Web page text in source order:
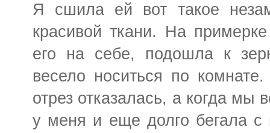
Я сшила ей вот такое
красивой ткани. На
его на себе, подошла к
весело носиться по
отрез отказалась, а когда мы
у меня и еще долго бегала с